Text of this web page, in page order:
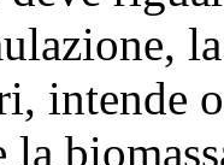
intende
la